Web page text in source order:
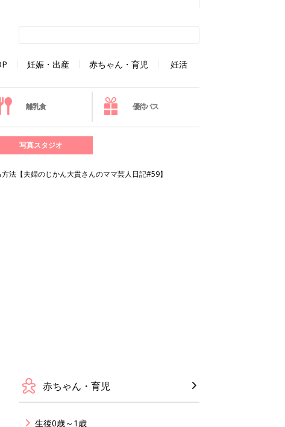
妊娠・出産 赤ちゃん・育児 妊活
離乳食 優待パス
写真スタジオ
法【夫婦のじかん大貫さんのママ芸人日記#59】
赤ちゃん・育児
生後0歳～1歳